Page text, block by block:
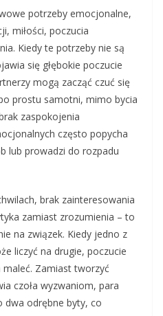
potrzeby emocjonalne,
miłości, poczucia
Kiedy te potrzeby nie są
się głębokie poczucie
mogą zacząć czuć się
prostu samotni, mimo bycia
zaspokojenia
często popycha
lub prowadzi do rozpadu
brak zainteresowania
zamiast zrozumienia – to
na związek. Kiedy jedno z
liczyć na drugie, poczucie
maleć. Zamiast tworzyć
czoła wyzwaniom, para
dwa odrębne byty, co